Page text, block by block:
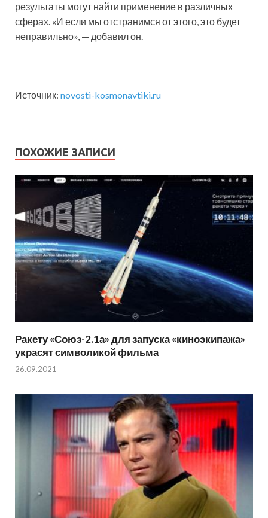
результаты могут найти применение в различных
сферах. «И если мы отстранимся от этого, это будет
неправильно», — добавил он.
Источник: novosti-kosmonavtiki.ru
ПОХОЖИЕ ЗАПИСИ
Ракету «Союз-2.1а» для запуска «киноэкипажа»
украсят символикой фильма
26.09.2021